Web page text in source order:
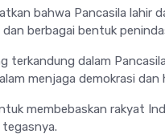
bahwa Pancasila lahir
berbagai bentuk
terkandung dalam
menjaga demokrasi dan
membebaskan rakyat